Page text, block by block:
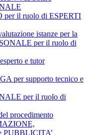
il ruolo di ESPERTI
istanze per la
per il ruolo di
e tutor
per supporto tecnico e
per il ruolo di
procedimento
PUBBLICITA’